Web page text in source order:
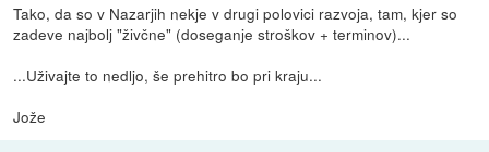
Tako, da so v Nazarjih nekje v drugi polovici razvoja, tam, kjer so
zadeve najbolj "živčne" (doseganje stroškov + terminov)...
...Uživajte to nedljo, še prehitro bo pri kraju...
Jože